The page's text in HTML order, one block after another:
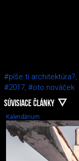
#píše ti architektúra?,
#2017, #oto nováček
SÚVISIACE ČLÁNKY
Kalendárium